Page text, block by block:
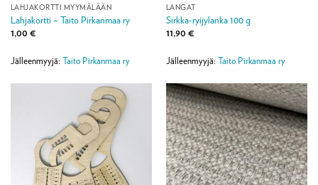
LAHJAKORTTI MYYMÄLÄÄN
Lahjakortti – Taito Pirkanmaa ry
1,00 €
Jälleenmyyjä: Taito Pirkanmaa ry
LANGAT
Sirkka-ryijylanka 100 g
11,90 €
Jälleenmyyjä: Taito Pirkanmaa ry